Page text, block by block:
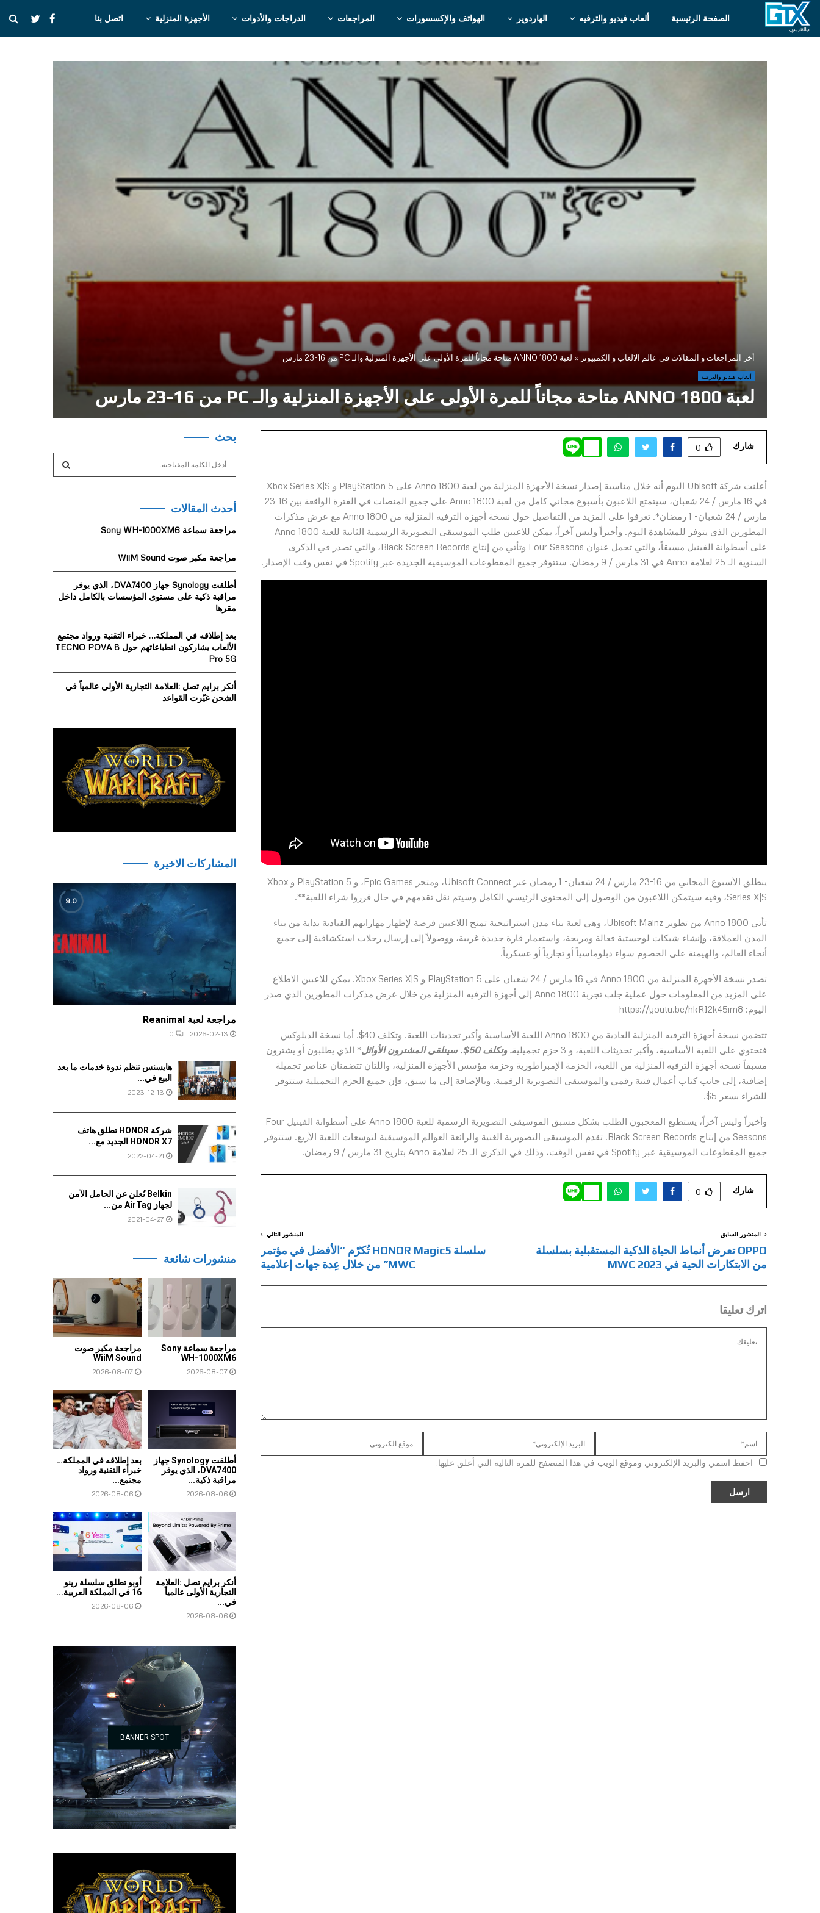
الصفحة الرئيسية ألعاب فيديو والترفيه الهاردوير الهواتف والإكسسورات المراجعات الدراجات والأدوات الأجهزة المنزلية اتصل بنا
أخر المراجعات و المقالات في عالم الالعاب و الكمبيوتر » لعبة ANNO 1800 متاحة مجاناً للمرة الأولى على الأجهزة المنزلية والـ PC من 16-23 مارس
ألعاب فيديو والترفيه
لعبة ANNO 1800 متاحة مجاناً للمرة الأولى على الأجهزة المنزلية والـ PC من 16-23 مارس
شارك 0
أعلنت شركة Ubisoft اليوم أنه خلال مناسبة إصدار نسخة الأجهزة المنزلية من لعبة Anno 1800 على PlayStation 5 و Xbox Series X|S
في 16 مارس / 24 شعبان، سيتمتع اللاعبون بأسبوع مجاني كامل من لعبة Anno 1800 على جميع المنصات في الفترة الواقعة بين 16-23
مارس / 24 شعبان- 1 رمضان*. تعرفوا على المزيد من التفاصيل حول نسخة أجهزة الترفيه المنزلية من Anno 1800 مع عرض مذكرات
المطورين الذي يتوفر للمشاهدة اليوم. وأخيراً وليس آخراً، يمكن للاعبين طلب الموسيقى التصويرية الرسمية الثانية للعبة Anno 1800
على أسطوانة الفينيل مسبقاً، والتي تحمل عنوان Four Seasons وتأتي من إنتاج Black Screen Records، والتي تصدر في الذكرى
السنوية الـ 25 لعلامة Anno في 31 مارس / 9 رمضان. ستتوفر جميع المقطوعات الموسيقية الجديدة عبر Spotify في نفس وقت الإصدار.
ينطلق الأسبوع المجاني من 16-23 مارس / 24 شعبان- 1 رمضان عبر Ubisoft Connect، ومتجر Epic Games، و PlayStation 5 و Xbox
Series X|S، وفيه سيتمكن اللاعبون من الوصول إلى المحتوى الرئيسي الكامل وسيتم نقل تقدمهم في حال قرروا شراء اللعبة**.
تأتي Anno 1800 من تطوير Ubisoft Mainz، وهي لعبة بناء مدن استراتيجية تمنح اللاعبين فرصة لإظهار مهاراتهم القيادية بداية من بناء
المدن العملاقة، وإنشاء شبكات لوجستية فعالة ومربحة، واستعمار قارة جديدة غريبة، ووصولاً إلى إرسال رحلات استكشافية إلى جميع
أنحاء العالم، والهيمنة على الخصوم سواء دبلوماسياً أو تجارياً أو عسكرياً.
تصدر نسخة الأجهزة المنزلية من Anno 1800 في 16 مارس / 24 شعبان على PlayStation 5 و Xbox Series X|S. يمكن للاعبين الاطلاع
على المزيد من المعلومات حول عملية جلب تجربة Anno 1800 إلى أجهزة الترفيه المنزلية من خلال عرض مذكرات المطورين الذي صدر
اليوم: https://youtu.be/hkRI2k45im8
تتضمن نسخة أجهزة الترفيه المنزلية العادية من Anno 1800 اللعبة الأساسية وأكبر تحديثات اللعبة. وتكلف 40$. أما نسخة الديلوكس
فتحتوي على اللعبة الأساسية، وأكبر تحديثات اللعبة، و 3 حزم تجميلية
. وتكلف 50$. سيتلقى المشترون الأوائل
* الذي يطلبون أو يشترون
مسبقاً نسخة أجهزة الترفيه المنزلية من اللعبة، الحزمة الإمبراطورية وحزمة مؤسس الأجهزة المنزلية، واللتان تتضمنان عناصر تجميلة
إضافية، إلى جانب كتاب أعمال فنية رقمي والموسيقى التصويرية الرقمية. وبالإضافة إلى ما سبق، فإن جميع الحزم التجميلية ستتوفر
للشراء بسعر 5$.
وأخيراً وليس آخراً، يستطيع المعجبون الطلب بشكل مسبق الموسيقى التصويرية الرسمية للعبة Anno 1800 على أسطوانة الفينيل Four
Seasons من إنتاج Black Screen Records. تقدم الموسيقى التصويرية الغنية والرائعة العوالم الموسيقية لتوسعات اللعبة الأربع. ستتوفر
جميع المقطوعات الموسيقية عبر Spotify في نفس الوقت، وذلك في الذكرى الـ 25 لعلامة Anno بتاريخ 31 مارس / 9 رمضان.
شارك 0
المنشور السابق
OPPO تعرض أنماط الحياة الذكية المستقبلية بسلسلة
من الابتكارات الحية في MWC 2023
المنشور التالي
سلسلة HONOR Magic5 تُكرّم “الأفضل في مؤتمر
MWC” من خلال عِدة جهات إعلامية
اترك تعليقا
احفظ اسمي والبريد الإلكتروني وموقع الويب في هذا المتصفح للمرة التالية التي أعلق عليها.
بحث
c
f
r
:
أحدث المقالات
مراجعة سماعة Sony WH-1000XM6
مراجعة مكبر صوت WiiM Sound
أطلقت Synology جهاز DVA7400، الذي يوفر
مراقبة ذكية على مستوى المؤسسات بالكامل داخل
مقرها
بعد إطلاقه في المملكة… خبراء التقنية ورواد مجتمع
الألعاب يشاركون انطباعاتهم حول TECNO POVA 8
Pro 5G
أنكر برايم تصل :العلامة التجارية الأولى عالمياً في
الشحن غيّرت القواعد
المشاركات الاخيرة
مراجعة لعبة Reanimal
2026-02-13
0
9.0
هايسنس تنظم ندوة خدمات ما بعد
البيع في...
2023-12-13
شركة HONOR تطلق هاتف
HONOR X7 الجديد مع...
2022-04-21
Belkin تُعلن عن الحامل الآمن
لجهاز AirTag من...
2021-04-27
منشورات شائعة
مراجعة سماعة Sony
WH-1000XM6
2026-08-07
مراجعة مكبر صوت
WiiM Sound
2026-08-07
أطلقت Synology جهاز
DVA7400، الذي يوفر
مراقبة ذكية...
2026-08-06
بعد إطلاقه في المملكة…
خبراء التقنية ورواد
مجتمع...
2026-08-06
أنكر برايم تصل :العلامة
التجارية الأولى عالمياً
في...
2026-08-06
أوبو تطلق سلسلة رينو
16 في المملكة العربية...
2026-08-06
BANNER SPOT